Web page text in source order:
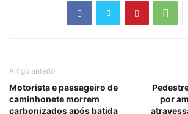
Artigo anterior
Motorista e passageiro de
caminhonete morrem
carbonizados após batida
por